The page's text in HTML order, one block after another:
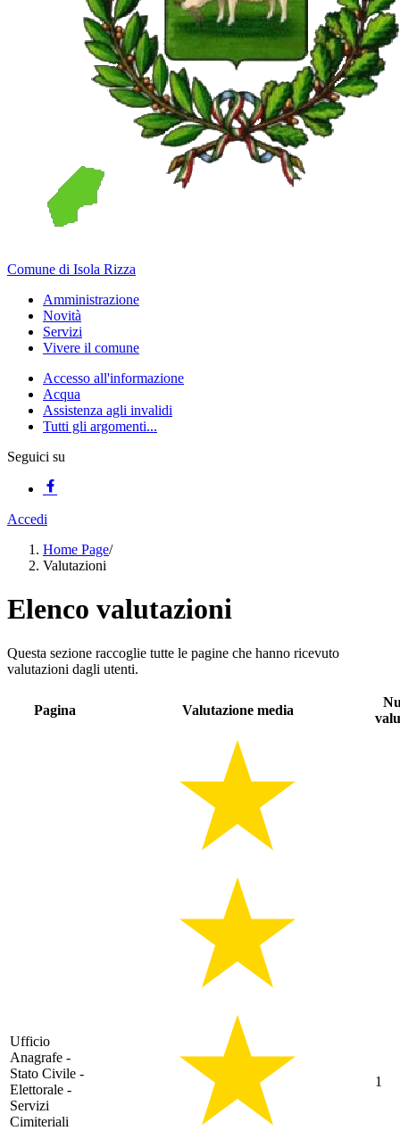
Comune di Isola Rizza
Amministrazione
Novità
Servizi
Vivere il comune
Accesso all'informazione
Acqua
Assistenza agli invalidi
Tutti gli argomenti...
Seguici su
Accedi
Home Page/
Valutazioni
Elenco valutazioni
Questa sezione raccoglie tutte le pagine che hanno ricevuto
valutazioni dagli utenti.
Pagina Valutazione media
Ufficio
Anagrafe -
Stato Civile -
Elettorale -
Servizi
Cimiteriali
1